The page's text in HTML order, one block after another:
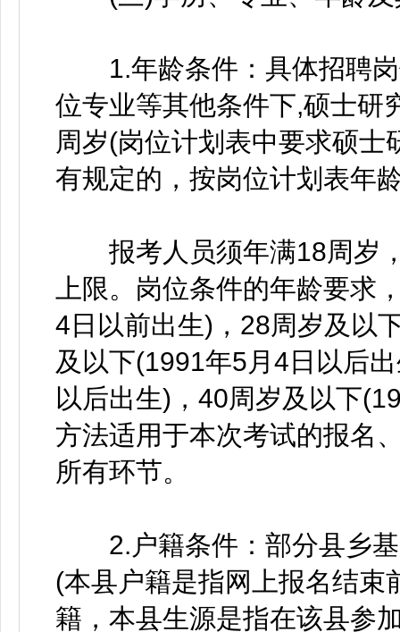
1.年龄条件：具体招聘岗
位专业等其他条件下,硕士研
周岁(岗位计划表中要求硕
有规定的，按岗位计划表年
报考人员须年满18周岁，
上限。岗位条件的年龄要求
4日以前出生)，28周岁及以
及以下(1991年5月4日以后
以后出生)，40周岁及以下
方法适用于本次考试的报名
所有环节。
2.户籍条件：部分县乡基
(本县户籍是指网上报名结束
籍，本县生源是指在该县参